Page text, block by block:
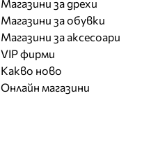
Магазини за дрехи
Магазини за обувки
Магазини за aксесоари
VIP фирми
Какво ново
Онлайн магазини